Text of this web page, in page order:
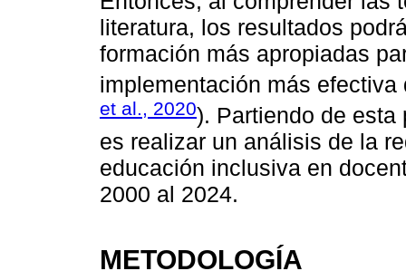
literatura, los resultados
formación más apropiadas
implementación más
et al., 2020). Partiendo de
es realizar un análisis de la
educación inclusiva en
2000 al 2024.
METODOLOGÍA